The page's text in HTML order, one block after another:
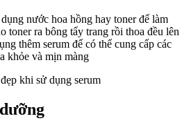
nước hoa hồng hay toner để làm
toner ra bông tẩy trang rồi thoa đều lên
thêm serum để có thể cung cấp các
khỏe và mịn màng